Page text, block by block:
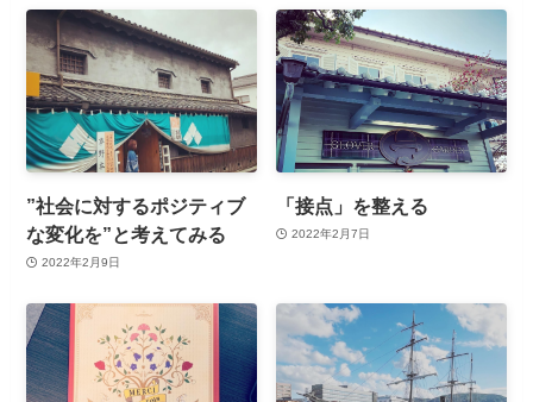
”社会に対するポジティブ
な変化を”と考えてみる
2022年2月9日
「接点」を整える
2022年2月7日